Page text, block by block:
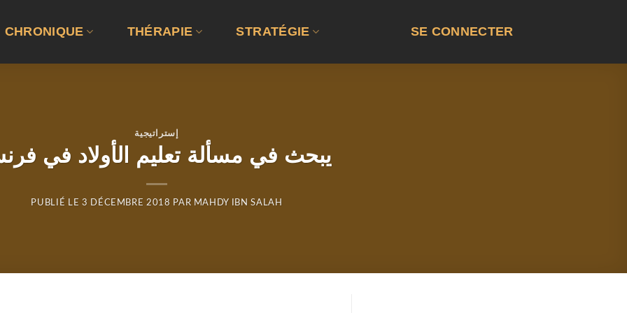
CHRONIQUE THÉRAPIE STRATÉGIE SE CONNECTER
إستراتيجية
يبحث في مسألة تعليم الأولاد في
PUBLIÉ LE 3 DÉCEMBRE 2018 PAR MAHDY IBN SALAH